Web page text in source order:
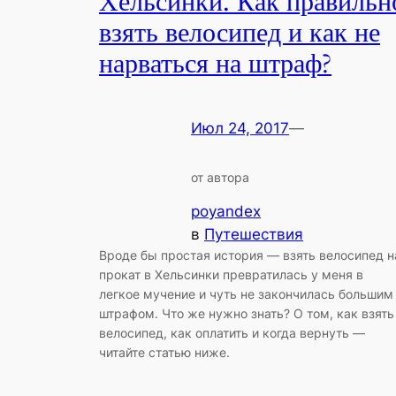
взять велосипед и как не
нарваться на штраф?
Июл 24, 2017—
от автора
poyandex
в Путешествия
Вроде бы простая история — взять велосипед
прокат в Хельсинки превратилась у меня в
легкое мучение и чуть не закончилась большим
штрафом. Что же нужно знать? О том, как взять
велосипед, как оплатить и когда вернуть —
читайте статью ниже.